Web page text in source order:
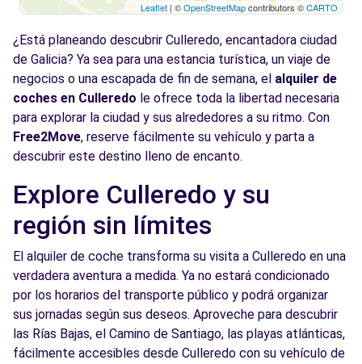
Leaflet | ©OpenStreetMapcontributors ©CARTO
¿Está planeando descubrir Culleredo, encantadora ciudad
de Galicia? Ya sea para una estancia turística, un viaje de
negocios o una escapada de fin de semana, el alquiler de
coches en Culleredo le ofrece toda la libertad necesaria
para explorar la ciudad y sus alrededores a su ritmo. Con
Free2Move, reserve fácilmente su vehículo y parta a
descubrir este destino lleno de encanto.
Explore Culleredo y su
región sin límites
El alquiler de coche transforma su visita a Culleredo en una
verdadera aventura a medida. Ya no estará condicionado
por los horarios del transporte público y podrá organizar
sus jornadas según sus deseos. Aproveche para descubrir
las Rías Bajas, el Camino de Santiago, las playas atlánticas,
fácilmente accesibles desde Culleredo con su vehículo de